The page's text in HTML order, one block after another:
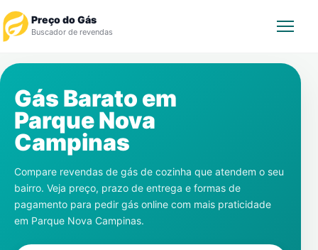
Preço do Gás
Buscador de revendas
Revendedor
Notícias
Cadastre-se
Gás
Gás Barato em
Parque Nova
Campinas
Compare revendas de gás de cozinha que atendem o seu
bairro. Veja preço, prazo de entrega e formas de
pagamento para pedir gás online com mais praticidade
em Parque Nova Campinas.